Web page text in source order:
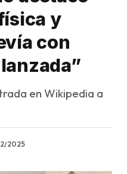
y
con
en Wikipedia a
2025